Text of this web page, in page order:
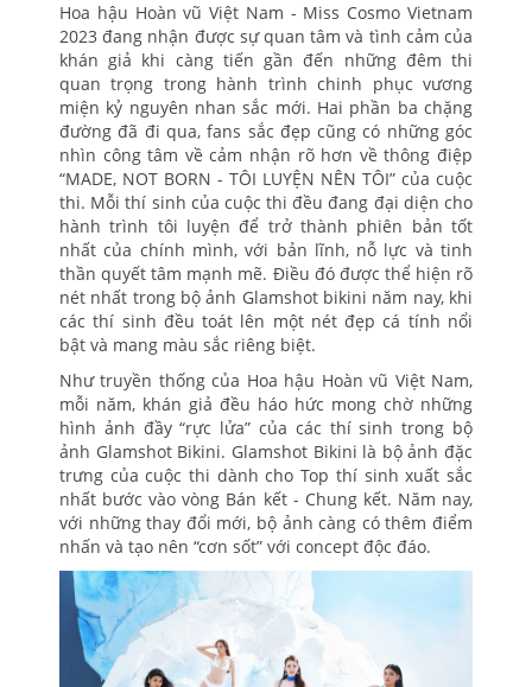
Hoa hậu Hoàn vũ Việt Nam - Miss Cosmo Vietnam
2023 đang nhận được sự quan tâm và tình cảm của
khán giả khi càng tiến gần đến những đêm thi
quan trọng trong hành trình chinh phục vương
miện kỷ nguyên nhan sắc mới. Hai phần ba chặng
đường đã đi qua, fans sắc đẹp cũng có những góc
nhìn công tâm về cảm nhận rõ hơn về thông điệp
“MADE, NOT BORN - TÔI LUYỆN NÊN TÔI” của cuộc
thi. Mỗi thí sinh của cuộc thi đều đang đại diện cho
hành trình tôi luyện để trở thành phiên bản tốt
nhất của chính mình, với bản lĩnh, nỗ lực và tinh
thần quyết tâm mạnh mẽ. Điều đó được thể hiện rõ
nét nhất trong bộ ảnh Glamshot bikini năm nay, khi
các thí sinh đều toát lên một nét đẹp cá tính nổi
bật và mang màu sắc riêng biệt.
Như truyền thống của Hoa hậu Hoàn vũ Việt Nam,
mỗi năm, khán giả đều háo hức mong chờ những
hình ảnh đầy “rực lửa” của các thí sinh trong bộ
ảnh Glamshot Bikini. Glamshot Bikini là bộ ảnh đặc
trưng của cuộc thi dành cho Top thí sinh xuất sắc
nhất bước vào vòng Bán kết - Chung kết. Năm nay,
với những thay đổi mới, bộ ảnh càng có thêm điểm
nhấn và tạo nên “cơn sốt” với concept độc đáo.